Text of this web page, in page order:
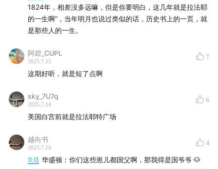
1824年，相差没多远嘛，但是你要明白，这几年就是拉法耶
的一生啊”，当年明月也说过类似的话，历史书上的一页，就
是那些人的一生。
阿碧_CUPL
2025.7.15
7
这期好听，就是短了点啊
sky_7U7q
2025.7.14
6
美国白宫前就是拉法耶特广场
越向书
2025.7.14
4
11:13 华盛顿：你们这些崽儿都国父啊，那我得是国爷爷 🐶